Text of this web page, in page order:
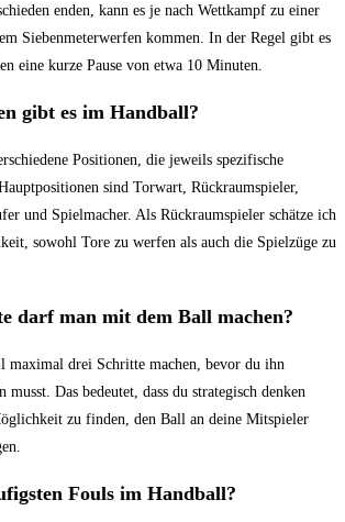
enden, kann es ‍je nach Wettkampf zu⁢ einer
Siebenmeterwerfen kommen. In der Regel gibt es
eine kurze Pause von etwa 10 Minuten.
​gibt es im Handball?
⁢Positionen, die jeweils spezifische
sind Torwart, Rückraumspieler,
und Spielmacher. Als Rückraumspieler schätze ich
sowohl Tore zu werfen als auch die Spielzüge zu
darf man mit‍ dem Ball machen?
maximal drei Schritte⁤ machen, bevor​ du ihn
musst. Das bedeutet, dass du‍ strategisch denken
zu finden, den Ball an deine Mitspieler⁣
Fouls im Handball?